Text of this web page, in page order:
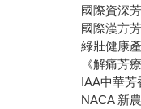
國際資深
國際漢方
綠壯健康
《解痛芳
IAA中華
NACA 新